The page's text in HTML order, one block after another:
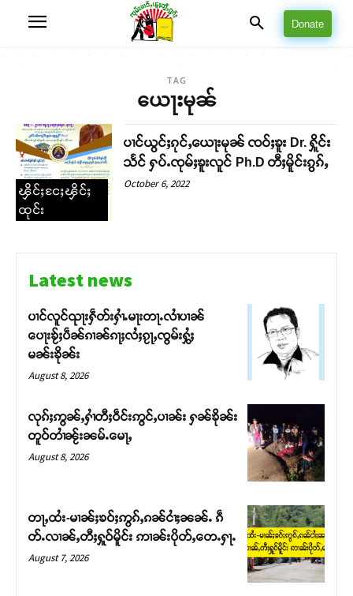
Donate
TAG
ယေႃးမုၼ်
ၾိင်ႈငႄႈၾိင်ႈ
ထုင်း
ပၢင်ယွင်ႈၵုင်ႇယေႃးမုၼ် ၸဝ်ႈၶူး Dr. ႁိူင်း
သႅင် ႁပ်ႉၸုမ်ႈၶူးလူင် Ph.D တီႈမိူင်းၵွၵ်ႇ
October 6, 2022
Latest news
ပၢင်လူင်ၺႃးႁဵတ်းႁၢႆႉမႃးတႃႉလၢႆပၢၼ် ​​
ပေႃးၶႂ်ႈပဵၼ်ၵၢၼ်ၵႃႈလႆႈၵႂႃႇၸွမ်းႁွႆႈ
မၼ်းၶိုၼ်း
August 8, 2026
လုၵ်ႈဢွၼ်ႇႁၢႆတီႈဝဵင်းဢွင်ႇပၢၼ်း ႁၼ်ၶိုၼ်း
တူဝ်တၢႆၼႂ်းၼမ်ႉမေႃႇ
August 8, 2026
တႃႇထႆး-မၢၼ်ႈၶဝ်ႈဢွၵ်ႇၵၼ်ငၢႆႈၼၼ်ႉ ၵဵ
တ်ႉလၢၼ်ႇတီႈႁူဝ်မိူင်း ဢၢၼ်းပိုတ်ႇတေႉႁႃႉ
August 7, 2026